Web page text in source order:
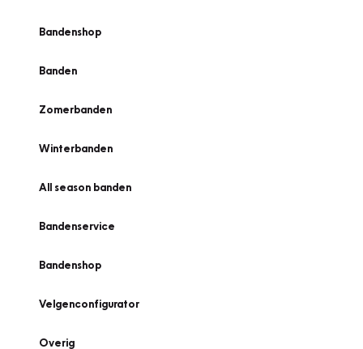
Bandenshop
Banden
Zomerbanden
Winterbanden
All season banden
Bandenservice
Bandenshop
Velgenconfigurator
Overig